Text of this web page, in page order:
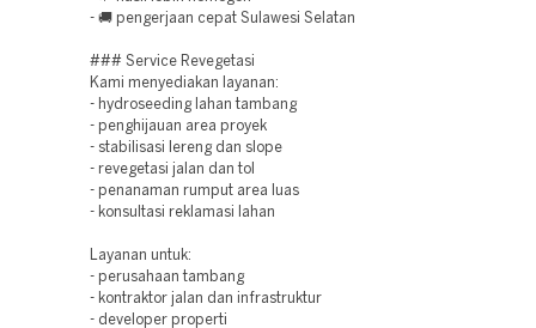
- 🚚 pengerjaan cepat Sulawesi Selatan
### Service Revegetasi
Kami menyediakan layanan:
- hydroseeding lahan tambang
- penghijauan area proyek
- stabilisasi lereng dan slope
- revegetasi jalan dan tol
- penanaman rumput area luas
- konsultasi reklamasi lahan
Layanan untuk:
- perusahaan tambang
- kontraktor jalan dan infrastruktur
- developer properti